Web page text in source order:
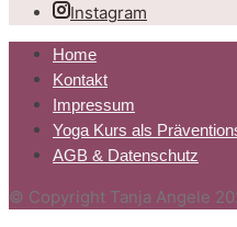
Instagram
Home
Kontakt
Impressum
Yoga Kurs als
AGB & Datenschutz
© Copyright Tanja Angele